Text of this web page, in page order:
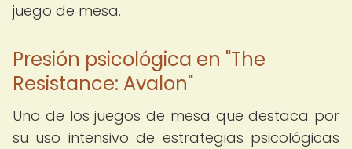
juego de mesa.
Presión psicológica en "The
Resistance: Avalon"
Uno de los juegos de mesa que destaca por
su uso intensivo de estrategias psicológicas